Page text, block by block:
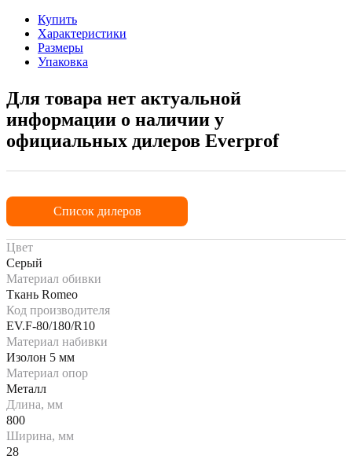
Купить
Характеристики
Размеры
Упаковка
Для товара нет актуальной
информации о наличии у
официальных дилеров Everprof
Список дилеров
Цвет
Серый
Материал обивки
Ткань Romeo
Код производителя
EV.F-80/180/R10
Материал набивки
Изолон 5 мм
Материал опор
Металл
Длина, мм
800
Ширина, мм
28